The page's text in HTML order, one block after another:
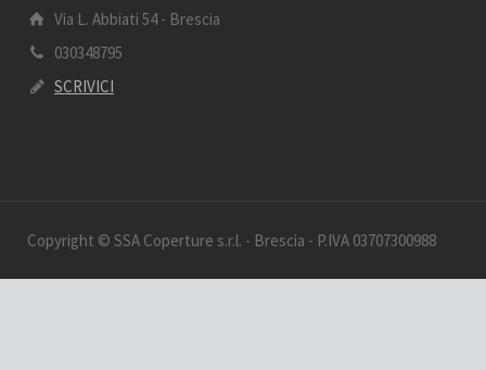
Via L. Abbiati 54 - Brescia
030348795
SCRIVICI
Copyright © SSA Coperture s.r.l. - Brescia - P.IVA 03707300988